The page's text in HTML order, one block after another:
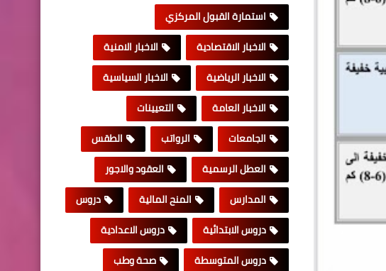
استمارة القبول المركزي
الاخبار الاقتصادية
الاخبار الامنية
الاخبار الرياضية
الاخبار السياسية
الاخبار العامة
التعيينات
الجامعات
الرواتب
الطقس
العطل الرسمية
العقود والاجور
المدارس
المنح المالية
دروس
دروس الابتدائية
دروس الاعدادية
دروس المتوسطة
صحة وطب